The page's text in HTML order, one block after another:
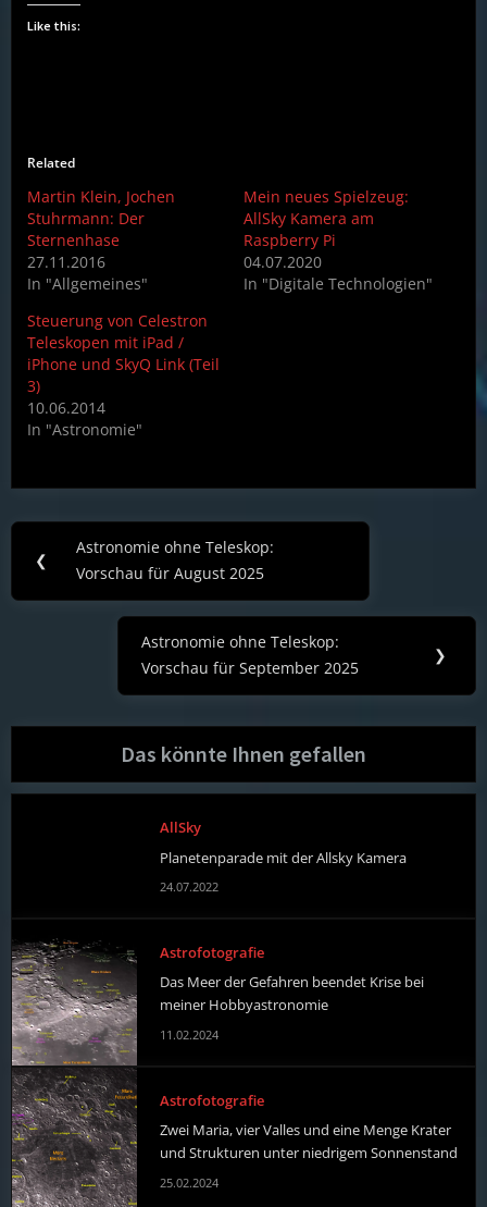
Like this:
Related
Martin Klein, Jochen
Stuhrmann: Der
Sternenhase
27.11.2016
In "Allgemeines"
Mein neues Spielzeug:
AllSky Kamera am
Raspberry Pi
04.07.2020
In "Digitale Technologien"
Steuerung von Celestron
Teleskopen mit iPad /
iPhone und SkyQ Link (Teil
3)
10.06.2014
In "Astronomie"
Post
navigation
❮
Previous
Post:
Astronomie ohne Teleskop:
Vorschau für August 2025
Next
Post:
Astronomie ohne Teleskop:
Vorschau für September 2025
❯
Das könnte Ihnen gefallen
AllSky
Planetenparade mit der Allsky Kamera
24.07.2022
Astrofotografie
Das Meer der Gefahren beendet Krise bei
meiner Hobbyastronomie
11.02.2024
Astrofotografie
Zwei Maria, vier Valles und eine Menge Krater
und Strukturen unter niedrigem Sonnenstand
25.02.2024